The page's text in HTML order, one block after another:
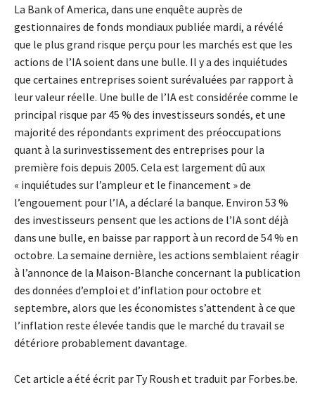
La Bank of America, dans une enquête auprès de
gestionnaires de fonds mondiaux publiée mardi, a révélé
que le plus grand risque perçu pour les marchés est que les
actions de l’IA soient dans une bulle. Il y a des inquiétudes
que certaines entreprises soient surévaluées par rapport à
leur valeur réelle. Une bulle de l’IA est considérée comme le
principal risque par 45 % des investisseurs sondés, et une
majorité des répondants expriment des préoccupations
quant à la surinvestissement des entreprises pour la
première fois depuis 2005. Cela est largement dû aux
« inquiétudes sur l’ampleur et le financement » de
l’engouement pour l’IA, a déclaré la banque. Environ 53 %
des investisseurs pensent que les actions de l’IA sont déjà
dans une bulle, en baisse par rapport à un record de 54 % en
octobre. La semaine dernière, les actions semblaient réagir
à l’annonce de la Maison-Blanche concernant la publication
des données d’emploi et d’inflation pour octobre et
septembre, alors que les économistes s’attendent à ce que
l’inflation reste élevée tandis que le marché du travail se
détériore probablement davantage.
Cet article a été écrit par Ty Roush et traduit par Forbes.be.